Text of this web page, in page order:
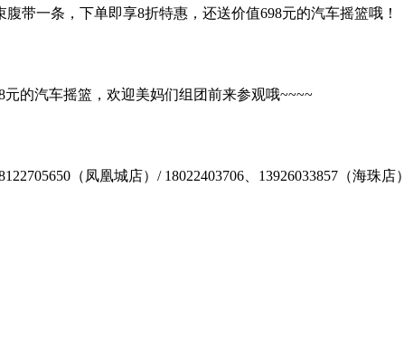
带一条，下单即享8折特惠，还送价值698元的汽车摇篮哦！
的汽车摇篮，欢迎美妈们组团前来参观哦~~~~
（凤凰城店）/ 18022403706、13926033857（海珠店）